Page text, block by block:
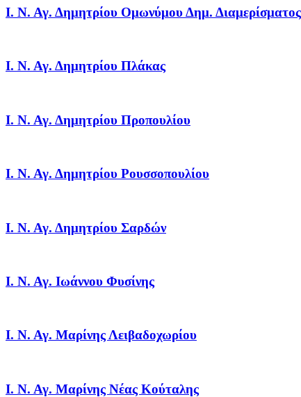
Ι. Ν. Αγ. Δημητρίου Ομωνύμου Δημ. Διαμερίσματος
Ι. Ν. Αγ. Δημητρίου Πλάκας
Ι. Ν. Αγ. Δημητρίου Προπουλίου
Ι. Ν. Αγ. Δημητρίου Ρουσσοπουλίου
Ι. Ν. Αγ. Δημητρίου Σαρδών
Ι. Ν. Αγ. Ιωάννου Φυσίνης
Ι. Ν. Αγ. Μαρίνης Λειβαδοχωρίου
Ι. Ν. Αγ. Μαρίνης Νέας Κούταλης